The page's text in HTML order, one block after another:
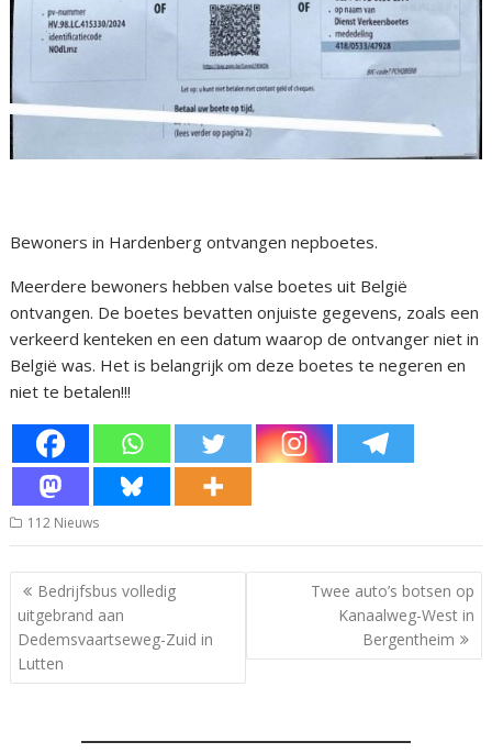
Bewoners in Hardenberg ontvangen nepboetes.
Meerdere bewoners hebben valse boetes uit België
ontvangen. De boetes bevatten onjuiste gegevens, zoals een
verkeerd kenteken en een datum waarop de ontvanger niet in
België was. Het is belangrijk om deze boetes te negeren en
niet te betalen!!!
112 Nieuws
Bericht
navigatie
Bedrijfsbus volledig
uitgebrand aan
Dedemsvaartseweg-Zuid in
Lutten
Twee auto’s botsen op
Kanaalweg-West in
Bergentheim